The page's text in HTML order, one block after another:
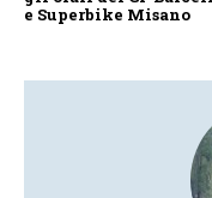
e Superbike Misano